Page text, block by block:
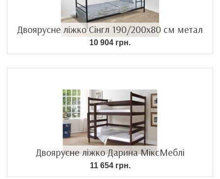
Двоярусне ліжко Сінгл 190/200х80 см метал
10 904 грн.
Двоярусне ліжко Дарина МіксМеблі
11 654 грн.